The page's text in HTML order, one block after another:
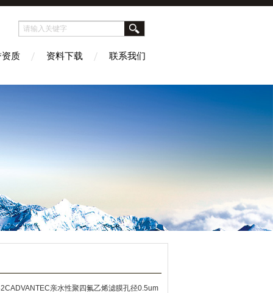
质 资料下载 联系我们
亲水性聚四氟乙烯滤膜孔径0.5um